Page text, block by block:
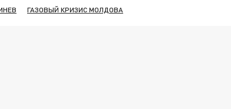
ГАЗОВЫЙ КРИЗИС МОЛДОВА